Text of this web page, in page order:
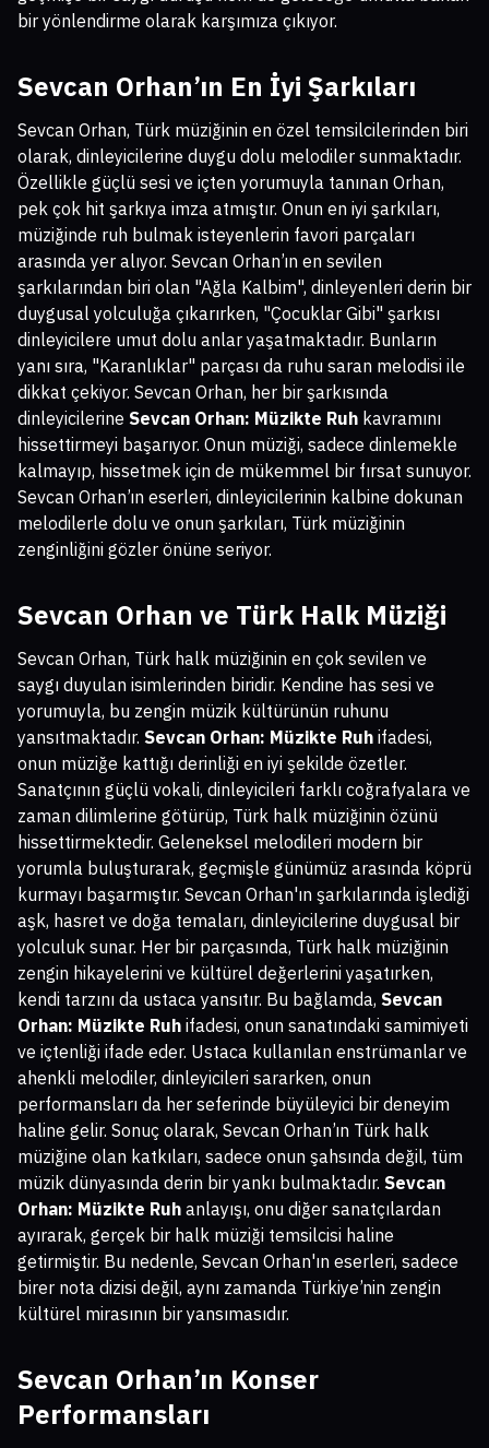
bir yönlendirme olarak karşımıza çıkıyor.
Sevcan Orhan’ın En İyi Şarkıları
Sevcan Orhan, Türk müziğinin en özel temsilcilerinden biri
olarak, dinleyicilerine duygu dolu melodiler sunmaktadır.
Özellikle güçlü sesi ve içten yorumuyla tanınan Orhan,
pek çok hit şarkıya imza atmıştır. Onun en iyi şarkıları,
müziğinde ruh bulmak isteyenlerin favori parçaları
arasında yer alıyor. Sevcan Orhan’ın en sevilen
şarkılarından biri olan "Ağla Kalbim", dinleyenleri derin bir
duygusal yolculuğa çıkarırken, "Çocuklar Gibi" şarkısı
dinleyicilere umut dolu anlar yaşatmaktadır. Bunların
yanı sıra, "Karanlıklar" parçası da ruhu saran melodisi ile
dikkat çekiyor. Sevcan Orhan, her bir şarkısında
dinleyicilerine Sevcan Orhan: Müzikte Ruh kavramını
hissettirmeyi başarıyor. Onun müziği, sadece dinlemekle
kalmayıp, hissetmek için de mükemmel bir fırsat sunuyor.
Sevcan Orhan’ın eserleri, dinleyicilerinin kalbine dokunan
melodilerle dolu ve onun şarkıları, Türk müziğinin
zenginliğini gözler önüne seriyor.
Sevcan Orhan ve Türk Halk Müziği
Sevcan Orhan, Türk halk müziğinin en çok sevilen ve
saygı duyulan isimlerinden biridir. Kendine has sesi ve
yorumuyla, bu zengin müzik kültürünün ruhunu
yansıtmaktadır. Sevcan Orhan: Müzikte Ruh ifadesi,
onun müziğe kattığı derinliği en iyi şekilde özetler.
Sanatçının güçlü vokali, dinleyicileri farklı coğrafyalara ve
zaman dilimlerine götürüp, Türk halk müziğinin özünü
hissettirmektedir. Geleneksel melodileri modern bir
yorumla buluşturarak, geçmişle günümüz arasında köprü
kurmayı başarmıştır. Sevcan Orhan'ın şarkılarında işlediği
aşk, hasret ve doğa temaları, dinleyicilerine duygusal bir
yolculuk sunar. Her bir parçasında, Türk halk müziğinin
zengin hikayelerini ve kültürel değerlerini yaşatırken,
kendi tarzını da ustaca yansıtır. Bu bağlamda, Sevcan
Orhan: Müzikte Ruh ifadesi, onun sanatındaki samimiyeti
ve içtenliği ifade eder. Ustaca kullanılan enstrümanlar ve
ahenkli melodiler, dinleyicileri sararken, onun
performansları da her seferinde büyüleyici bir deneyim
haline gelir. Sonuç olarak, Sevcan Orhan’ın Türk halk
müziğine olan katkıları, sadece onun şahsında değil, tüm
müzik dünyasında derin bir yankı bulmaktadır. Sevcan
Orhan: Müzikte Ruh anlayışı, onu diğer sanatçılardan
ayırarak, gerçek bir halk müziği temsilcisi haline
getirmiştir. Bu nedenle, Sevcan Orhan'ın eserleri, sadece
birer nota dizisi değil, aynı zamanda Türkiye’nin zengin
kültürel mirasının bir yansımasıdır.
Sevcan Orhan’ın Konser
Performansları